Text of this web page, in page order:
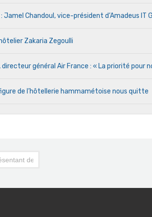
Jamel Chandoul, vice-président d’Amadeus IT
Zakaria Zegoulli
directeur général Air France : « La priorité pour
de l’hôtellerie hammamétoise nous quitte
de l'ONTT pour la Russie : «objectif :